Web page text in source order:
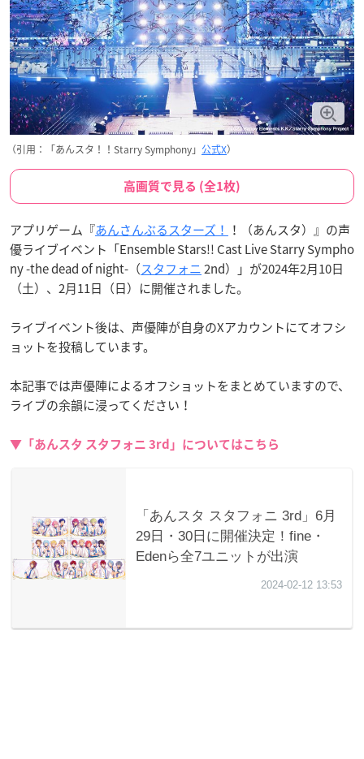
（引用：「あんスタ！！Starry Symphony」 公式X）
高画質で見る (全1枚)
アプリゲーム『あんさんぶるスターズ！ ！（あんスタ）』の声
優ライブイベント「Ensemble Stars!! Cast Live Starry Sympho
ny -the dead of night-（スタフォニ2nd）」が2024年2月10日
（土）、2月11日（日）に開催されました。
ライブイベント後は、声優陣が自身のXアカウントにてオフシ
ョットを投稿しています。
本記事では声優陣によるオフショットをまとめていますので、
ライブの余韻に浸ってください！
▼「あんスタ スタフォニ 3rd」についてはこちら